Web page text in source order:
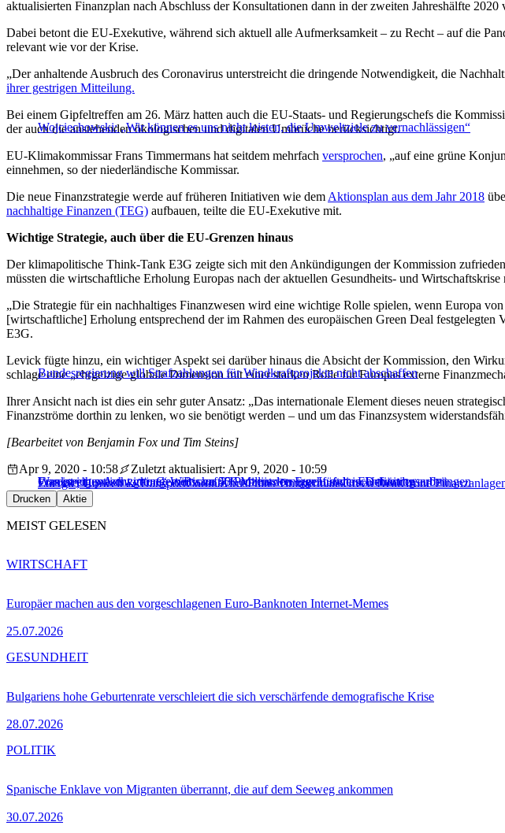
aktualisierten Finanzplan nach Abschluss der Konsultationen dann in der zweiten Jahreshälfte 2020
Dabei betont die EU-Exekutive, während sich aktuell alle Aufmerksamkeit – zu Recht – auf die
relevant wie vor der Krise.
„Der anhaltende Ausbruch des Coronavirus unterstreicht die dringende Notwendigkeit, die
ihrer gestrigen Mitteilung.
Wojciechowski: „Wir können es uns nicht leisten, die Umweltziele zu vernachlässigen“
Bei einem Gipfeltreffen am 26. März hatten auch die EU-Staats- und Regierungschefs die
der auch die anstehenden ökologischen und digitalen Umbrüche berücksichtigt.
EU-Klimakommissar Frans Timmermans hat seitdem mehrfach versprochen, „auf eine grüne
einnehmen, so der niederländische Kommissar.
Die neue Finanzstrategie werde auf früheren Initiativen wie dem Aktionsplan aus dem Jahr 2018
nachhaltige Finanzen (TEG) aufbauen, teilte die EU-Exekutive mit.
Wichtige Strategie, auch über die EU-Grenzen hinaus
Der klimapolitische Think-Tank E3G zeigte sich mit den Ankündigungen der Kommission
müssten die wirtschaftliche Erholung Europas nach der aktuellen Gesundheits- und Wirtschaftskrise
„Die Strategie für ein nachhaltiges Finanzwesen wird eine wichtige Rolle spielen, wenn Europa
[wirtschaftliche] Erholung entsprechend der im Rahmen des europäischen Green Deal
E3G.
Bundesregierung will Strafzahlungen für Windkraftprojekte nicht abschaffen
Levick fügte hinzu, ein wichtiger Aspekt sei darüber hinaus die Absicht der Kommission, den
schlage eine „ehrgeizige globale Dimension mit einer starken Rolle für Europas externe
Ihrer Ansicht nach ist dies ein sehr guter Ansatz: „Das internationale Element dieses neuen
Finanzströme dorthin zu lenken, wo sie benötigt werden – und um das Finanzsystem
[Bearbeitet von Benjamin Fox und Tim Steins]
Coronavirus-Auswirkungen: Bis zu 50 Prozent weniger Luftverschmutzung
Was ist eigentlich „grüne“ Wirtschaft? Kommission ergeht sich in Definitionsarbeit
Frankreich prescht vor: Gemeinsam 450 Milliarden Euro für die EU-Länder aufbringen
Apr 9, 2020 - 10:58
Zuletzt aktualisiert: Apr 9, 2020 - 10:59
Energie, Umwelt & TransportCoronavirusFrans TimmermansGreen DealGrüne
Drucken Aktie
MEIST GELESEN
Europäer machen aus den vorgeschlagenen Euro-Banknoten Internet-Memes
25.07.2026
WIRTSCHAFT
Bulgariens hohe Geburtenrate verschleiert die sich verschärfende demografische Krise
28.07.2026
GESUNDHEIT
Spanische Enklave von Migranten überrannt, die auf dem Seeweg ankommen
30.07.2026
POLITIK